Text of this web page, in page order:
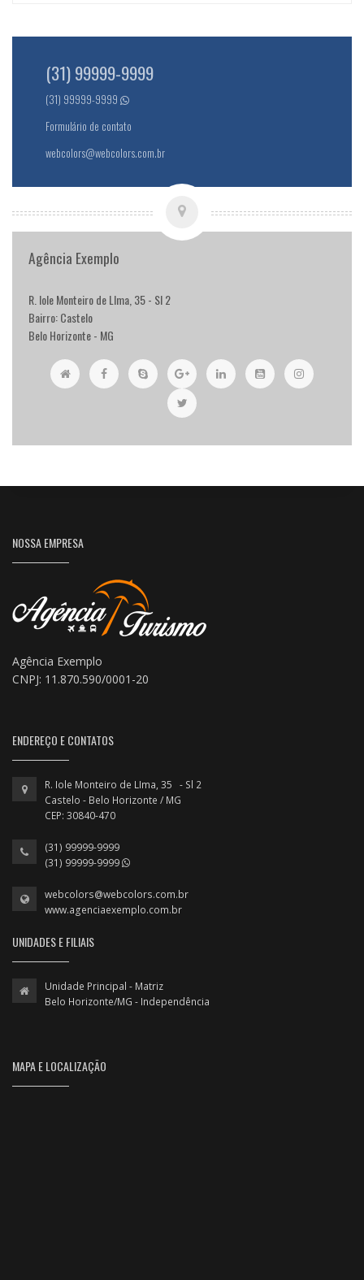
(31) 99999-9999
(31) 99999-9999
Formulário de contato
webcolors@webcolors.com.br
Agência Exemplo
R. Iole Monteiro de LIma, 35 - Sl 2
Bairro: Castelo
Belo Horizonte - MG
NOSSA EMPRESA
Agência Exemplo
CNPJ: 11.870.590/0001-20
ENDEREÇO E CONTATOS
R. Iole Monteiro de LIma, 35 - Sl 2
Castelo - Belo Horizonte / MG
CEP: 30840-470
(31) 99999-9999
(31) 99999-9999
webcolors@webcolors.com.br
www.agenciaexemplo.com.br
UNIDADES E FILIAIS
Unidade Principal - Matriz
Belo Horizonte/MG - Independência
MAPA E LOCALIZAÇÃO